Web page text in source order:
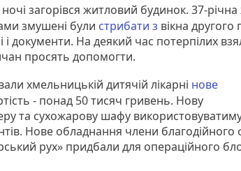
загорівся житловий будинок. 37-річна
змушені були стрибати з вікна другого
і документи. На деякий час потерпілих
просять допомогти.
хмельницькій дитячій лікарні нове
- понад 50 тисяч гривень. Нову
та сухожарову шафу
Нове обладнання члени
рух» придбали для операційного